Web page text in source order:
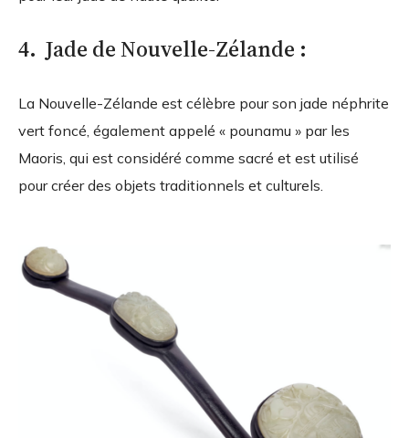
4. Jade de Nouvelle-Zélande :
La Nouvelle-Zélande est célèbre pour son jade néphrite
vert foncé, également appelé « pounamu » par les
Maoris, qui est considéré comme sacré et est utilisé
pour créer des objets traditionnels et culturels.